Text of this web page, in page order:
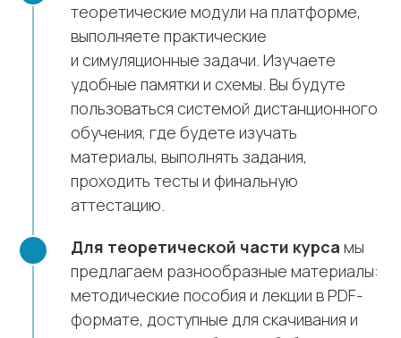
теоретические модули на платформе,
выполняете практические
и симуляционные задачи. Изучаете
удобные памятки и схемы. Вы будуте
пользоваться системой дистанционного
обучения, где будете изучать
материалы, выполнять задания,
проходить тесты и финальную
аттестацию.
Для теоретической части курса мы
предлагаем разнообразные материалы:
методические пособия и лекции в PDF-
формате, доступные для скачивания и